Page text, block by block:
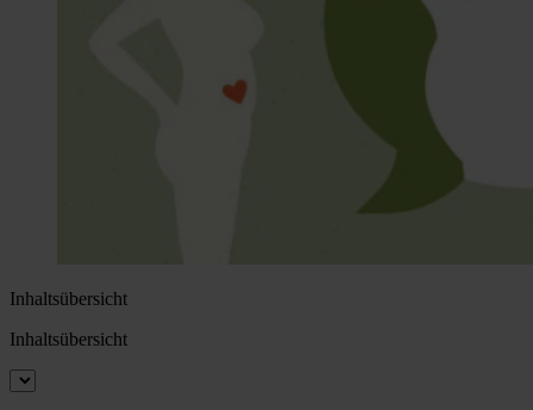
Inhaltsübersicht
Inhaltsübersicht